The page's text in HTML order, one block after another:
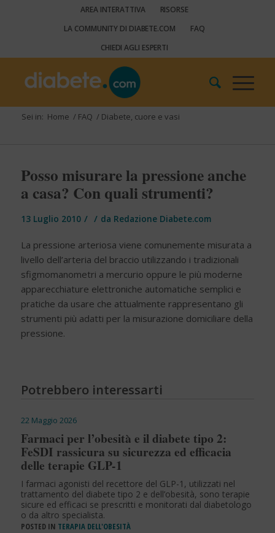
AREA INTERATTIVA
RISORSE
LA COMMUNITY DI DIABETE.COM
FAQ
CHIEDI AGLI ESPERTI
Sei in: Home / FAQ / Diabete, cuore e vasi
Posso misurare la pressione anche
a casa? Con quali strumenti?
13 Luglio 2010 / / da Redazione Diabete.com
La pressione arteriosa viene comunemente misurata a
livello dell’arteria del braccio utilizzando i tradizionali
sfigmomanometri a mercurio oppure le più moderne
apparecchiature elettroniche automatiche semplici e
pratiche da usare che attualmente rappresentano gli
strumenti più adatti per la misurazione domiciliare della
pressione.
Potrebbero interessarti
22 Maggio 2026
Farmaci per l’obesità e il diabete tipo 2:
FeSDI rassicura su sicurezza ed efficacia
delle terapie GLP-1
I farmaci agonisti del recettore del GLP-1, utilizzati nel
trattamento del diabete tipo 2 e dell’obesità, sono terapie
sicure ed efficaci se prescritti e monitorati dal diabetologo
o da altro specialista.
POSTED IN TERAPIA DELL'OBESITÀ